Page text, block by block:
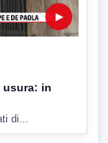
▶
usura: in
di...